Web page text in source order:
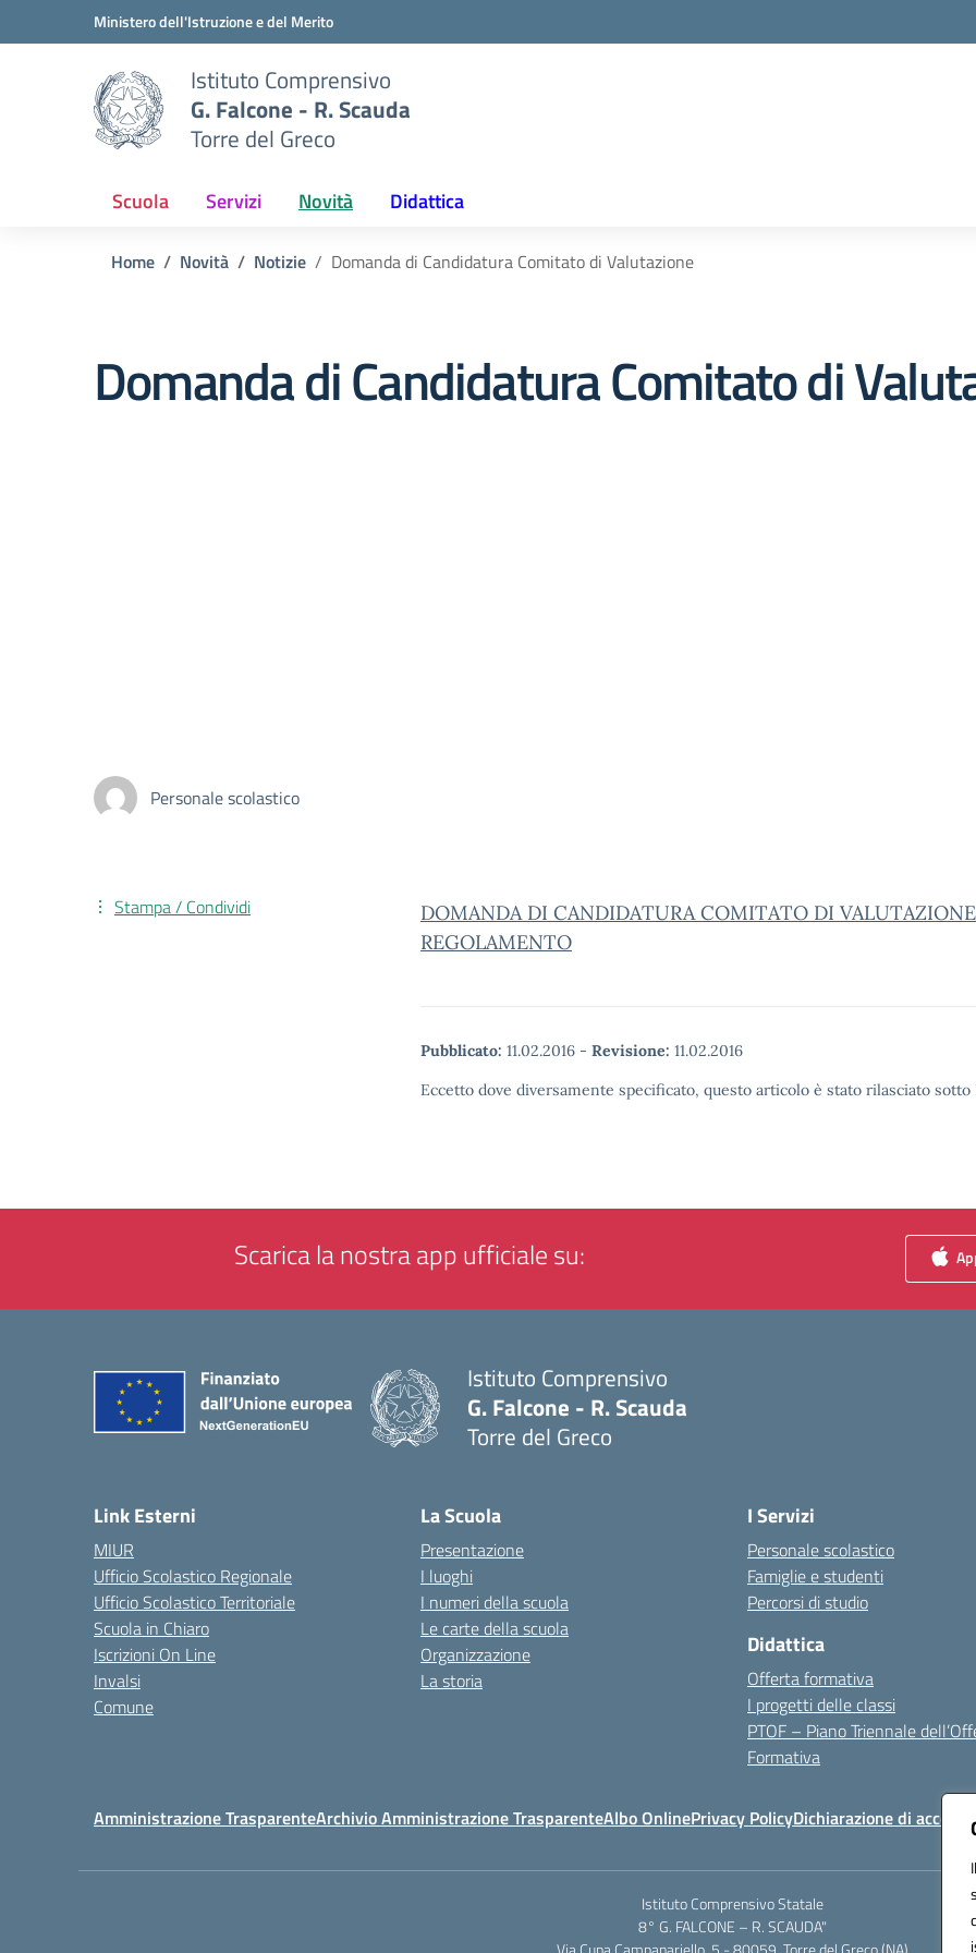
Vai ai contenuti
Vai al menu di navigazioneMinistero dell'Istruzione e del Merito
Istituto Comprensivo
G. Falcone - R. Scauda
Torre del Greco
Scuola Servizi Novità Didattica
Home Novità Notizie Domanda di Candidatura Comitato di Valutazione
Domanda di Candidatura Comitato di
Personale scolastico
DOMANDA DI CANDIDATURA COMITATO DI
REGOLAMENTO
Pubblicato: 11.02.2016 - Revisione: 11.02.2016
Eccetto dove diversamente specificato, questo articolo è stato rilasciato
Stampa / Condividi
Scarica la nostra app ufficiale su:
Istituto Comprensivo
G. Falcone - R. Scauda
Torre del Greco
Link Esterni
MIUR
Ufficio Scolastico Regionale
Ufficio Scolastico Territoriale
Scuola in Chiaro
Iscrizioni On Line
Invalsi
Comune
La Scuola
Presentazione
I luoghi
I numeri della scuola
Le carte della scuola
Organizzazione
La storia
I Servizi
Personale scolastico
Famiglie e studenti
Percorsi di studio
Didattica
Offerta formativa
I progetti delle classi
PTOF – Piano Triennale
Formativa
Amministrazione TrasparenteArchivio Amministrazione TrasparenteAlbo OnlinePrivacy PolicyDichiarazione di
Istituto Comprensivo Statale
8° G. FALCONE – R. SCAUDA"